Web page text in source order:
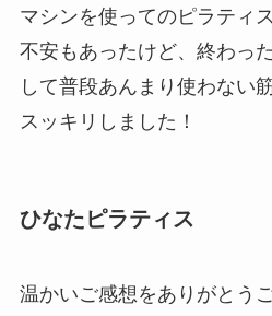
マシンを使ってのピラティ
不安もあったけど、終わっ
して普段あんまり使わない
スッキリしました！
ひなたピラティス
温かいご感想をありがとう